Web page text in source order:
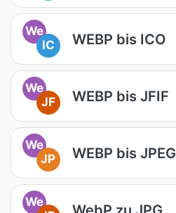
We
IC
WEBP bis ICO
We
JF
WEBP bis JFIF
We
JP
WEBP bis JPEG
We